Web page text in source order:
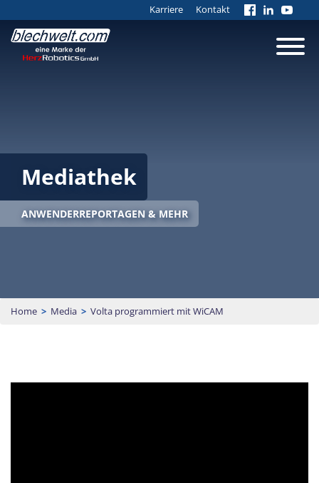
Karriere Kontakt
Mediathek
ANWENDERREPORTAGEN & MEHR
Home > Media > Volta programmiert mit WiCAM